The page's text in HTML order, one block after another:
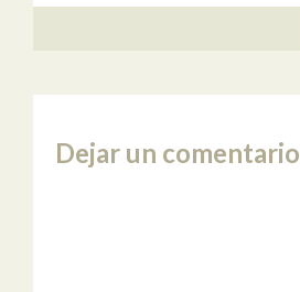
Dejar un comentario